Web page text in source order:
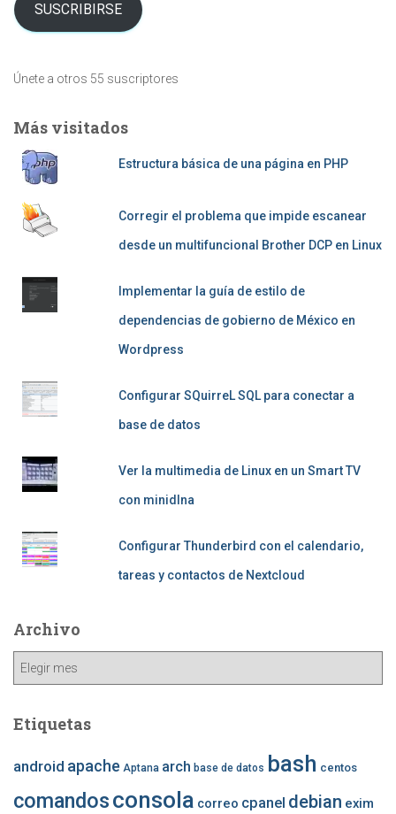
SUSCRIBIRSE
Únete a otros 55 suscriptores
Más visitados
Estructura básica de una página en PHP
Corregir el problema que impide escanear
desde un multifuncional Brother DCP en Linux
Implementar la guía de estilo de
dependencias de gobierno de México en
Wordpress
Configurar SQuirreL SQL para conectar a
base de datos
Ver la multimedia de Linux en un Smart TV
con minidlna
Configurar Thunderbird con el calendario,
tareas y contactos de Nextcloud
Archivo
Archivo
Etiquetas
android apache Aptana arch base de datos bash centos
comandosconsola correo cpanel debian exim